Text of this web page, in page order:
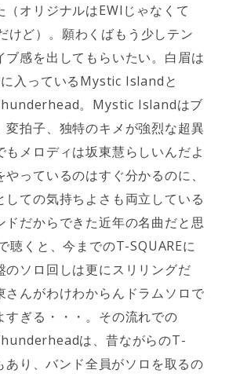
（オリジナルはEWIじゃなくて
ど）。願わくばもう少しテン
ブ感を出してもらいたい。白眉は
入っているMystic Islandと
。Mystic Islandはブ
変拍子、独特のキメが強烈な超異
もメロディは坂東慧らしいんだよ
っているのはすぐ分かるのに、
しての気持ちよさも両立している
ドだからできた近年の名曲だと思
聴くと、今までのT-SQUAREに
のソロ回しは更にスリリングだ
さんがわけわからんドラムソロで
すぎる・・・。その流れでの
は、昔ながらのT-
あり、バンド全員がソロを取るの